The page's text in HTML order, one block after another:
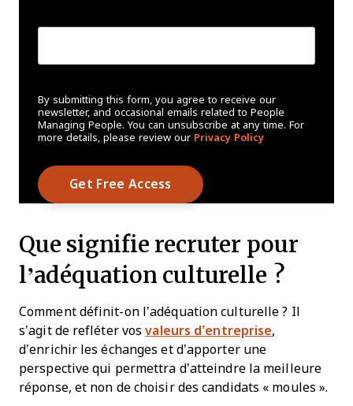
By submitting this form, you agree to receive our
newsletter, and occasional emails related to People
Managing People. You can unsubscribe at any time. For
more details, please review our Privacy Policy
Que signifie recruter pour
l’adéquation culturelle ?
Comment définit-on l’adéquation culturelle ? Il
s’agit de refléter vosvaleurs d’entreprise,
d’enrichir les échanges et d’apporter une
perspective qui permettra d’atteindre la meilleure
réponse, et non de choisir des candidats « moules ».